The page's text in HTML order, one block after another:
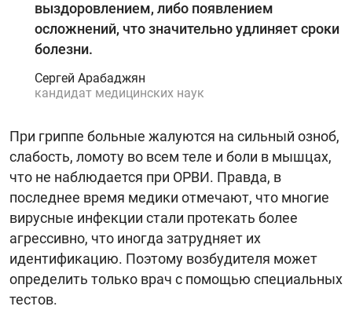
выздоровлением, либо появлением
осложнений, что значительно удлиняет сроки
болезни.
Сергей Арабаджян
кандидат медицинских наук
При гриппе больные жалуются на сильный озноб,
слабость, ломоту во всем теле и боли в мышцах,
что не наблюдается при ОРВИ. Правда, в
последнее время медики отмечают, что многие
вирусные инфекции стали протекать более
агрессивно, что иногда затрудняет их
идентификацию. Поэтому возбудителя может
определить только врач с помощью специальных
тестов.